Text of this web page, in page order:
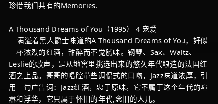
珍惜我们共有的Memories.
A Thousand Dreams of You（1995） 4 宠爱
满溢着黑人爵士味道的A Thousand Dreams of You，好似
一杯浓烈的红酒，甜醉而不觉腻味。钢琴、Sax、Waltz、
Leslie的歌声，是从地窖里挑选出来的悠久年代酿造的法国红
酒之上品。哥哥的唱腔带些调侃式的口吻，Jazz味道浓厚，引
用一句广告词：Jazz红酒，忠于原味。它不属于这个年代的喧
嚣和浮华，它只属于怀旧的年代,念旧的人儿。